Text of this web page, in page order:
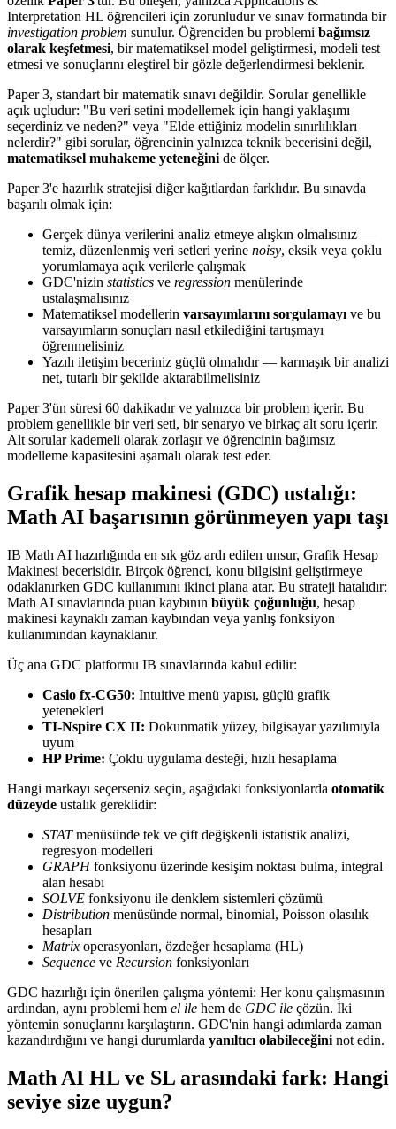
Interpretation HL öğrencileri için zorunludur ve sınav formatında bir
investigation problem sunulur. Öğrenciden bu problemi bağımsız
olarak keşfetmesi, bir matematiksel model geliştirmesi, modeli test
etmesi ve sonuçlarını eleştirel bir gözle değerlendirmesi beklenir.
Paper 3, standart bir matematik sınavı değildir. Sorular genellikle
açık uçludur: "Bu veri setini modellemek için hangi yaklaşımı
seçerdiniz ve neden?" veya "Elde ettiğiniz modelin sınırlılıkları
nelerdir?" gibi sorular, öğrencinin yalnızca teknik becerisini değil,
matematiksel muhakeme yeteneğini de ölçer.
Paper 3'e hazırlık stratejisi diğer kağıtlardan farklıdır. Bu sınavda
başarılı olmak için:
Gerçek dünya verilerini analiz etmeye alışkın olmalısınız —
temiz, düzenlenmiş veri setleri yerine noisy, eksik veya çoklu
yorumlamaya açık verilerle çalışmak
GDC'nizin statistics ve regression menülerinde
ustalaşmalısınız
Matematiksel modellerin varsayımlarını sorgulamayı ve bu
varsayımların sonuçları nasıl etkilediğini tartışmayı
öğrenmelisiniz
Yazılı iletişim beceriniz güçlü olmalıdır — karmaşık bir analizi
net, tutarlı bir şekilde aktarabilmelisiniz
Paper 3'ün süresi 60 dakikadır ve yalnızca bir problem içerir. Bu
problem genellikle bir veri seti, bir senaryo ve birkaç alt soru içerir.
Alt sorular kademeli olarak zorlaşır ve öğrencinin bağımsız
modelleme kapasitesini aşamalı olarak test eder.
Grafik hesap makinesi (GDC) ustalığı:
Math AI başarısının görünmeyen yapı taşı
IB Math AI hazırlığında en sık göz ardı edilen unsur, Grafik Hesap
Makinesi becerisidir. Birçok öğrenci, konu bilgisini geliştirmeye
odaklanırken GDC kullanımını ikinci plana atar. Bu strateji hatalıdır:
Math AI sınavlarında puan kaybının büyük çoğunluğu, hesap
makinesi kaynaklı zaman kaybından veya yanlış fonksiyon
kullanımından kaynaklanır.
Üç ana GDC platformu IB sınavlarında kabul edilir:
Casio fx-CG50: Intuitive menü yapısı, güçlü grafik
yetenekleri
TI-Nspire CX II: Dokunmatik yüzey, bilgisayar yazılımıyla
uyum
HP Prime: Çoklu uygulama desteği, hızlı hesaplama
Hangi markayı seçerseniz seçin, aşağıdaki fonksiyonlarda otomatik
düzeyde ustalık gereklidir:
STATmenüsünde tek ve çift değişkenli istatistik analizi,
regresyon modelleri
GRAPHfonksiyonu üzerinde kesişim noktası bulma, integral
alan hesabı
SOLVE fonksiyonu ile denklem sistemleri çözümü
Distribution menüsünde normal, binomial, Poisson olasılık
hesapları
Matrix operasyonları, özdeğer hesaplama (HL)
Sequence ve Recursion fonksiyonları
GDC hazırlığı için önerilen çalışma yöntemi: Her konu çalışmasının
ardından, aynı problemi hem el ile hem de GDC ile çözün. İki
yöntemin sonuçlarını karşılaştırın. GDC'nin hangi adımlarda zaman
kazandırdığını ve hangi durumlarda yanıltıcı olabileceğini not edin.
Math AI HL ve SL arasındaki fark: Hangi
seviye size uygun?